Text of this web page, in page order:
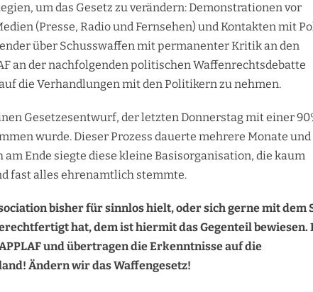
um das Gesetz zu verändern: Demonstrationen vor
(Presse, Radio und Fernsehen) und Kontakten mit
über Schusswaffen mit permanenter Kritik an den
an der nachfolgenden politischen Waffenrechtsdebatte
die Verhandlungen mit den Politikern zu nehmen.
Gesetzesentwurf, der letzten Donnerstag mit einer
wurde. Dieser Prozess dauerte mehrere Monate und
Ende siegte diese kleine Basisorganisation, die kaum
fast alles ehrenamtlich stemmte.
bisher für sinnlos hielt, oder sich gerne mit dem
hat, dem ist hiermit das Gegenteil bewiesen.
und übertragen die Erkenntnisse auf die
Ändern wir das Waffengesetz!